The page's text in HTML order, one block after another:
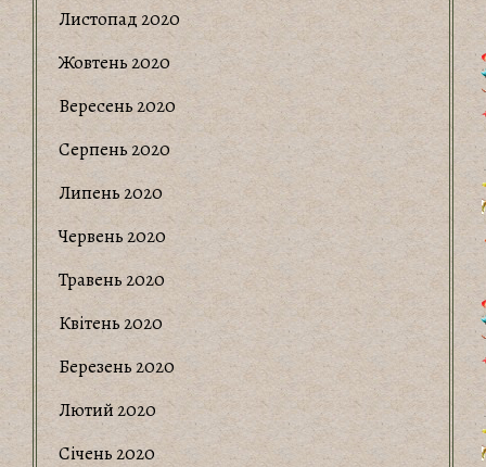
Листопад 2020
Жовтень 2020
Вересень 2020
Серпень 2020
Липень 2020
Червень 2020
Травень 2020
Квітень 2020
Березень 2020
Лютий 2020
Січень 2020